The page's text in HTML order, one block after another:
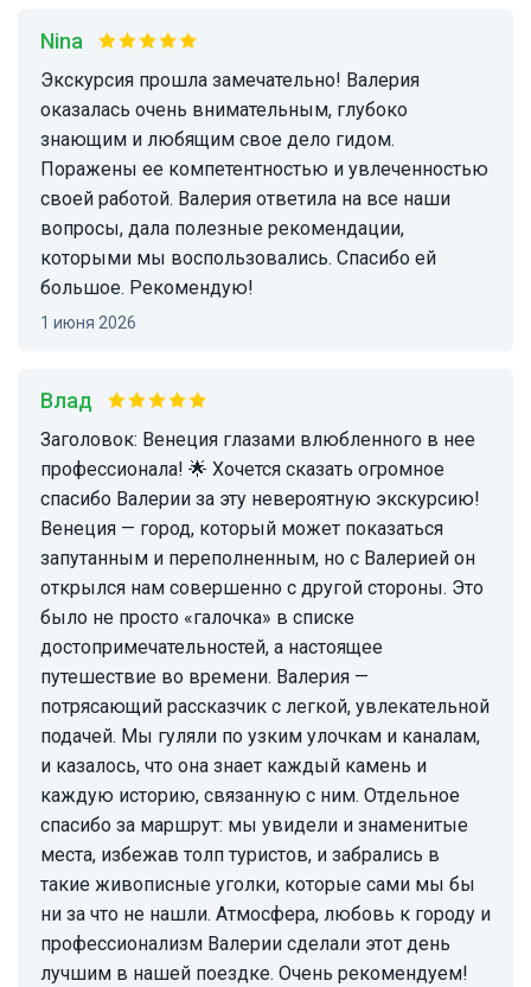
Nina
Экскурсия прошла замечательно! Валерия
оказалась очень внимательным, глубоко
знающим и любящим свое дело гидом.
Поражены ее компетентностью и увлеченностью
своей работой. Валерия ответила на все наши
вопросы, дала полезные рекомендации,
которыми мы воспользовались. Спасибо ей
большое. Рекомендую!
1 июня 2026
Влад
Заголовок: Венеция глазами влюбленного в нее
профессионала! 🌟 Хочется сказать огромное
спасибо Валерии за эту невероятную экскурсию!
Венеция — город, который может показаться
запутанным и переполненным, но с Валерией он
открылся нам совершенно с другой стороны. Это
было не просто «галочка» в списке
достопримечательностей, а настоящее
путешествие во времени. Валерия —
потрясающий рассказчик с легкой, увлекательной
подачей. Мы гуляли по узким улочкам и каналам,
и казалось, что она знает каждый камень и
каждую историю, связанную с ним. Отдельное
спасибо за маршрут: мы увидели и знаменитые
места, избежав толп туристов, и забрались в
такие живописные уголки, которые сами мы бы
ни за что не нашли. Атмосфера, любовь к городу и
профессионализм Валерии сделали этот день
лучшим в нашей поездке. Очень рекомендуем!